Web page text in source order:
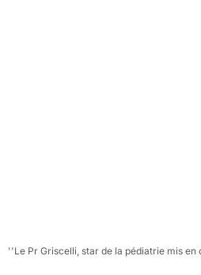
''Le Pr Griscelli, star de la pédiatrie mis